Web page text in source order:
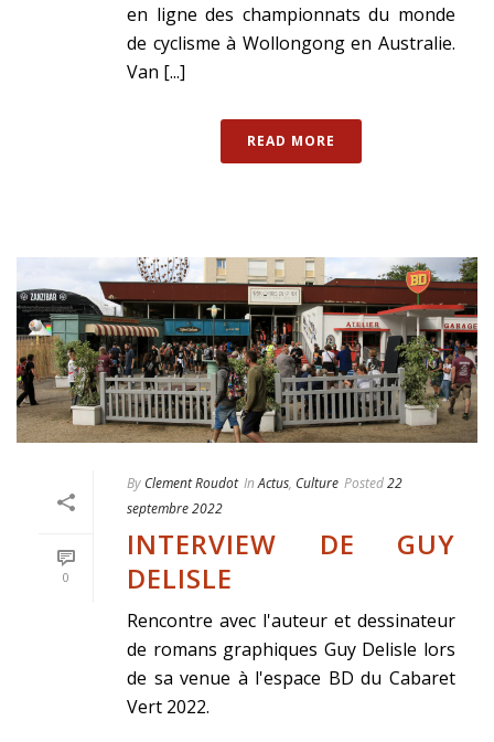
en ligne des championnats du monde
de cyclisme à Wollongong en Australie.
Van [...]
READ MORE
0
By Clement Roudot In Actus, Culture Posted22
septembre 2022
INTERVIEW DE GUY
DELISLE
Rencontre avec l'auteur et dessinateur
de romans graphiques Guy Delisle lors
de sa venue à l'espace BD du Cabaret
Vert 2022.